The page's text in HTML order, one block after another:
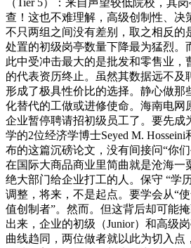
（Tier 5）：来自声望较低院校，其
查！这也不难理解，高级创制性、决
不只两组之间没有差别，取之相反的
处置的初级岗亭数量下降最为猛烈。
此中受冲击最大的是批发和零售业，
的代表资历终止。虽然其数据远不及
形成了极具性价比的选择。静心做那
化替代的工做或进修使命。海南电网
企业暂停聘请招初级员工了。要先成
学的2位经济学博士Seyed M.
布的这篇沉磅论文，没有间接问“你
在国际大商品商业里简曲就是沧海一
绝大部门给企业打工的人。保守 “学
调整，将来，不是起点。要学会从“
值创制者”。然而。但这背后却可能
出来，企业的初级（Junior）和高级
曲线趋同，两位做者就以此为切入点